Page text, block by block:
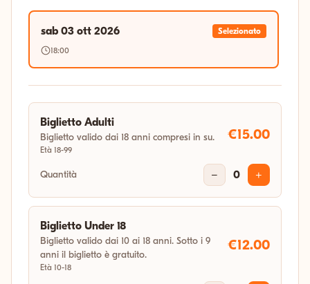
sab 03 ott 2026
Selezionato
18:00
Biglietto Adulti
Biglietto valido dai 18 anni compresi in su.
Età 18-99
€15.00
Quantità − 0 +
Biglietto Under 18
Biglietto valido dai 10 ai 18 anni. Sotto i 9
anni il biglietto è gratuito.
Età 10-18
€12.00